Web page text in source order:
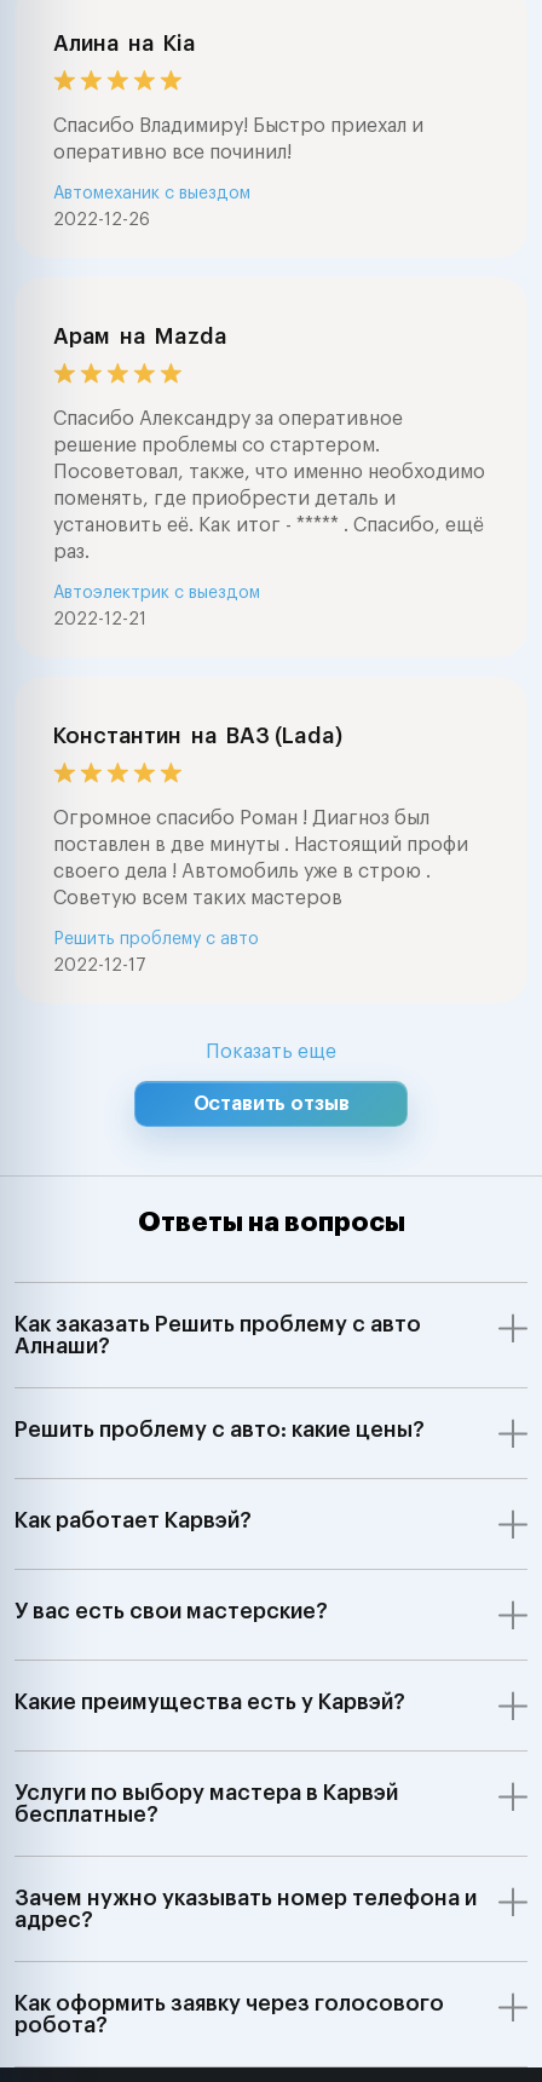
Алина на Kia
Спасибо Владимиру! Быстро приехал и
оперативно все починил!
2022-12-26
Автомеханик с выездом
Арам на Mazda
Спасибо Александру за оперативное
решение проблемы со стартером.
Посоветовал, также, что именно необходимо
поменять, где приобрести деталь и
установить её. Как итог - ***** . Спасибо, ещё
раз.
2022-12-21
Автоэлектрик с выездом
Константин на ВАЗ (Lada)
Огромное спасибо Роман ! Диагноз был
поставлен в две минуты . Настоящий профи
своего дела ! Автомобиль уже в строю .
Советую всем таких мастеров
2022-12-17
Решить проблему с авто
Показать еще
Оставить отзыв
Ответы на вопросы
Как заказать Решить проблему с авто
Алнаши?
Решить проблему с авто: какие цены?
Как работает Карвэй?
У вас есть свои мастерские?
Какие преимущества есть у Карвэй?
Услуги по выбору мастера в Карвэй
бесплатные?
Зачем нужно указывать номер телефона и
адрес?
Как оформить заявку через голосового
робота?